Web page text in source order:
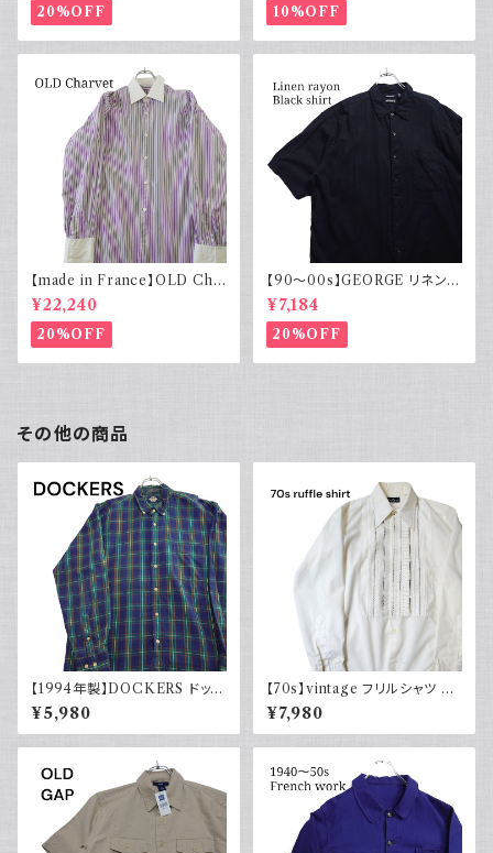
20%OFF 10%OFF
【made in France】OLD Cha
rvet ストライプ 切り替え 紫
¥22,240
20%OFF
【90～00s】GEORGE リネンレ
ーヨンシャツ 黒 ボックスシルエ
ット XL
¥7,184
20%OFF
その他の商品
【1994年製】DOCKERS ドッカ
ーズ チェックシャツ ボタンダウ
ン 古着 アメカジ リーバイス 長
袖
¥5,980
【70s】vintage フリルシャツ ヴ
ィンテージ古着 長袖シャツ ドレ
スシャツ 白 ホワイト系 1970年
代 レトロ
¥7,980